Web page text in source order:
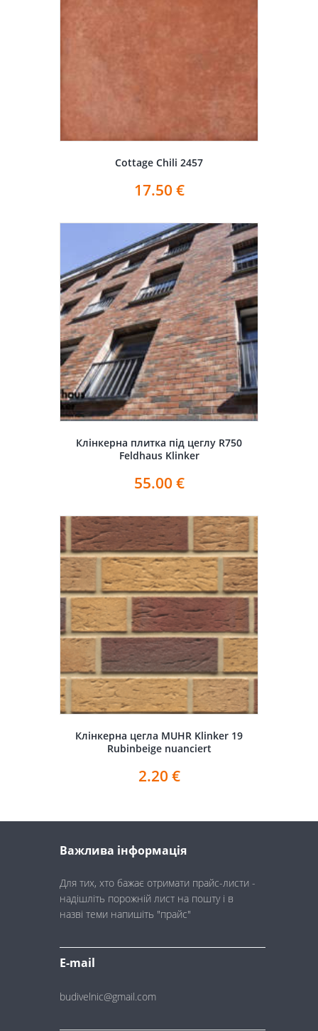
Cottage Chili 2457
17.50 €
Клінкерна плитка під цеглу R750
Feldhaus Klinker
55.00 €
Клінкерна цегла MUHR Klinker 19
Rubinbeige nuanciert
2.20 €
Важлива інформація
Для тих, хто бажає отримати прайс-листи -
надішліть порожній лист на пошту і в
назві теми напишіть "прайс"
E-mail
budivelnic@gmail.com